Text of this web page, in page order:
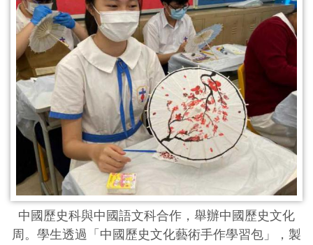
中國歷史科與中國語文科合作，舉辦中國歷史文化
周。學生透過「中國歷史文化藝術手作學習包」，製